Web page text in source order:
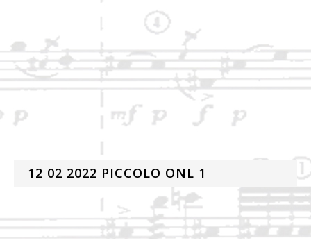
12 02 2022 PICCOLO ONL 1